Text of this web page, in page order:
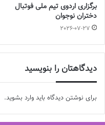
برگزاری اردوی تیم ملی فوتبال
دختران نوجوان
2026-07-27
دیدگاهتان را بنویسید
برای نوشتن دیدگاه باید وارد بشوید.